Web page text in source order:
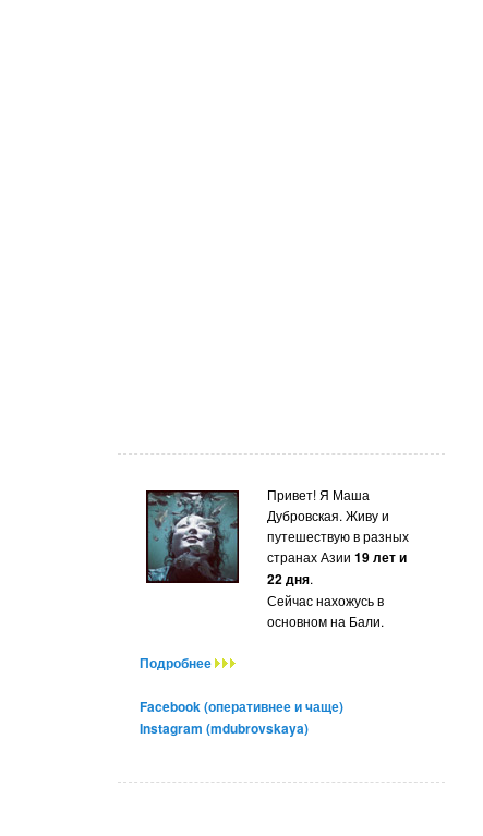
Привет! Я Маша
Дубровская. Живу и
путешествую в разных
странах Азии 19 лет и
22 дня.
Сейчас нахожусь в
основном на Бали.
Подробнее
Facebook (оперативнее и чаще)
Instagram (mdubrovskaya)